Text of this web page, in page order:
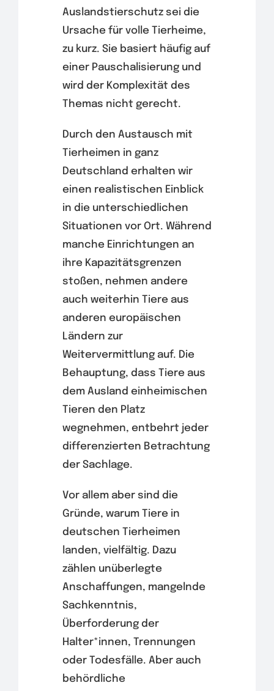
Auslandstierschutz sei die
Ursache für volle Tierheime,
zu kurz. Sie basiert häufig auf
einer Pauschalisierung und
wird der Komplexität des
Themas nicht gerecht.
Durch den Austausch mit
Tierheimen in ganz
Deutschland erhalten wir
einen realistischen Einblick
in die unterschiedlichen
Situationen vor Ort. Während
manche Einrichtungen an
ihre Kapazitätsgrenzen
stoßen, nehmen andere
auch weiterhin Tiere aus
anderen europäischen
Ländern zur
Weitervermittlung auf. Die
Behauptung, dass Tiere aus
dem Ausland einheimischen
Tieren den Platz
wegnehmen, entbehrt jeder
differenzierten Betrachtung
der Sachlage.
Vor allem aber sind die
Gründe, warum Tiere in
deutschen Tierheimen
landen, vielfältig. Dazu
zählen unüberlegte
Anschaffungen, mangelnde
Sachkenntnis,
Überforderung der
Halter*innen, Trennungen
oder Todesfälle. Aber auch
behördliche